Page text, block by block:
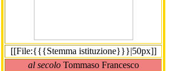
[[File:{{{Stemma istituzione}}}|50px]]
al secoloTommaso Francesco